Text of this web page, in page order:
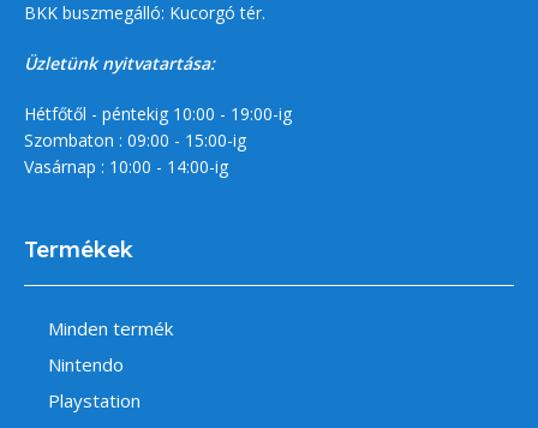
BKK buszmegálló: Kucorgó tér.
Üzletünk nyitvatartása:
Hétfőtől - péntekig 10:00 - 19:00-ig
Szombaton : 09:00 - 15:00-ig
Vasárnap : 10:00 - 14:00-ig
Termékek
Minden termék
Nintendo
Playstation